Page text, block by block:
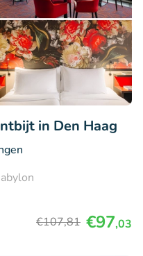
in Den Haag
€107,81 €97,03